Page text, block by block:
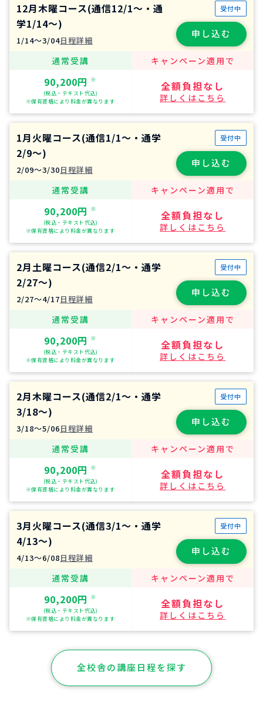
12月木曜コース(通信12/1～・通
学1/14～)
1/14〜3/04日程詳細
受付中
申し込む
通常受講
90,200円 ※
(税込・テキスト代込)
※保有資格により料金が異なります
キャンペーン適用で
全額負担なし
詳しくはこちら
1月火曜コース(通信1/1～・通学
2/9～)
2/09〜3/30日程詳細
受付中
申し込む
通常受講
90,200円 ※
(税込・テキスト代込)
※保有資格により料金が異なります
キャンペーン適用で
全額負担なし
詳しくはこちら
2月土曜コース(通信2/1～・通学
2/27～)
2/27〜4/17日程詳細
受付中
申し込む
通常受講
90,200円 ※
(税込・テキスト代込)
※保有資格により料金が異なります
キャンペーン適用で
全額負担なし
詳しくはこちら
2月木曜コース(通信2/1～・通学
3/18～)
3/18〜5/06日程詳細
受付中
申し込む
通常受講
90,200円 ※
(税込・テキスト代込)
※保有資格により料金が異なります
キャンペーン適用で
全額負担なし
詳しくはこちら
3月火曜コース(通信3/1～・通学
4/13～)
4/13〜6/08日程詳細
受付中
申し込む
通常受講
90,200円 ※
(税込・テキスト代込)
※保有資格により料金が異なります
キャンペーン適用で
全額負担なし
詳しくはこちら
全校舎の講座日程を探す